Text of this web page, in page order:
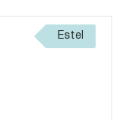
Estel